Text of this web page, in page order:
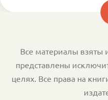
Все материалы взяты
представлены
целях. Все права на